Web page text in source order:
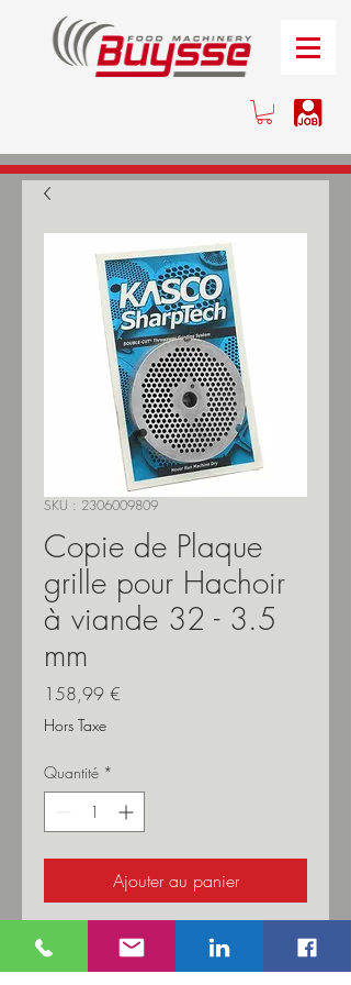
SKU : 2306009809
Copie de Plaque
grille pour Hachoir
à viande 32 - 3.5
mm
158,99 €
Hors Taxe
Quantité *
Ajouter au panier
Couteau à disque en inox
professionnelle pour hachoir à viande